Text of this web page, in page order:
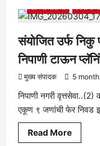
स्पर्धेत
द्रोणा
स्पोटर्स
निपाणी
संयोजित उर्फ निकु
निपाणी टाऊन
मुख्य संपादक 5
निपाणी नगरी वृत्तसेवा..(2)
एकूण ९ जणांची फेर निवड
Read MoreRead
more